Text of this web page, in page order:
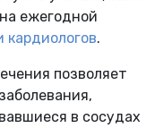
ежегодной
кардиологов.
позволяет
в сосудах